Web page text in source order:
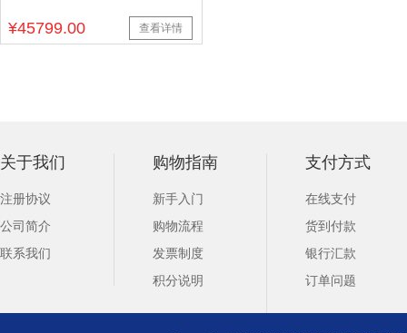
¥45799.00 查看详情
关于我们
注册协议
公司简介
联系我们
购物指南
新手入门
购物流程
发票制度
积分说明
支付方式
在线支付
货到付款
银行汇款
订单问题